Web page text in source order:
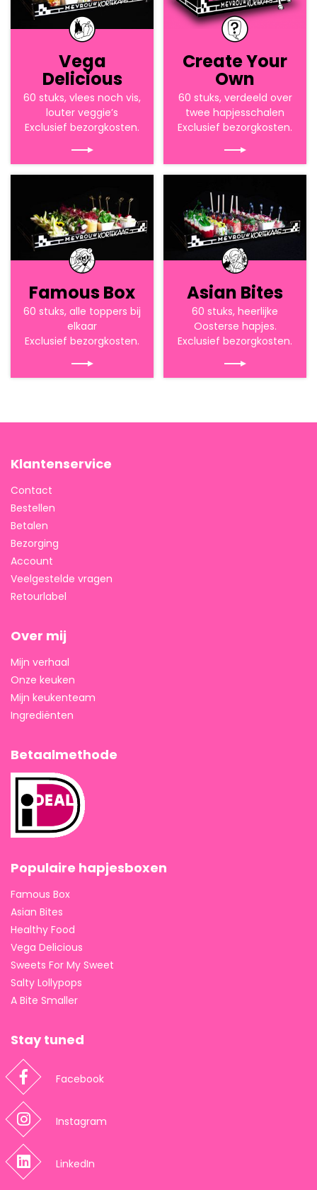
Vega
Delicious
60 stuks, vlees noch vis,
louter veggie’s
Exclusief bezorgkosten.
Create Your
Own
60 stuks, verdeeld over
twee hapjesschalen
Exclusief bezorgkosten.
Famous Box
60 stuks, alle toppers bij
elkaar
Exclusief bezorgkosten.
Asian Bites
60 stuks, heerlijke
Oosterse hapjes.
Exclusief bezorgkosten.
Klantenservice
Contact
Bestellen
Betalen
Bezorging
Account
Veelgestelde vragen
Retourlabel
Over mij
Mijn verhaal
Onze keuken
Mijn keukenteam
Ingrediënten
Betaalmethode
Populaire hapjesboxen
Famous Box
Asian Bites
Healthy Food
Vega Delicious
Sweets For My Sweet
Salty Lollypops
A Bite Smaller
Stay tuned
Facebook
Instagram
LinkedIn